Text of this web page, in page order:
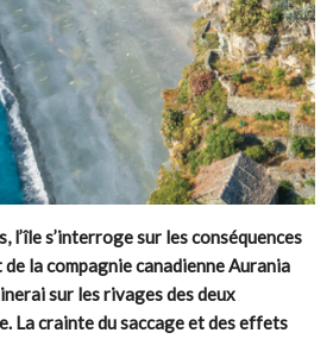
l’île s’interroge sur les conséquences
la compagnie canadienne Aurania
sur les rivages des deux
La crainte du saccage et des effets